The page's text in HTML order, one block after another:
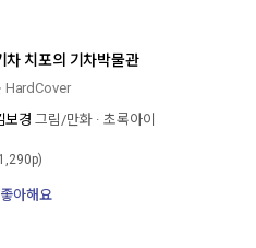
차 치포의 기차박물관
HardCover
보경 그림/만화 초록아이
좋아해요